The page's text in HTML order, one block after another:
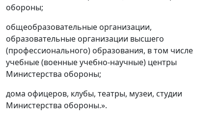
обороны;
общеобразовательные организации,
образовательные организации высшего
(профессионального) образования, в том числе
учебные (военные учебно-научные) центры
Министерства обороны;
дома офицеров, клубы, театры, музеи, студии
Министерства обороны.».